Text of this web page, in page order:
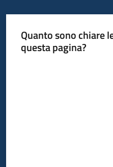
Quanto sono chiare
questa pagina?